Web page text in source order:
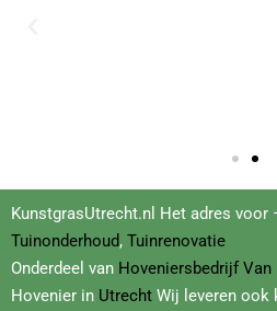
leggen met
KunstgrasUtrecht.nl Het adres voor
Tuinonderhoud, Tuinrenovatie
Onderdeel van Hoveniersbedrijf Van
Hovenier in Utrecht Wij leveren ook